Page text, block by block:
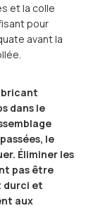
et la colle
pour
avant la
dans le
le
Éliminer les
pas être
durci et
aux